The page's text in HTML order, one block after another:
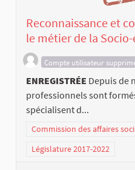
Reconnaissance et
le métier de la
Compte utilisateur
ENREGISTRÉE Depuis de
professionnels sont
spécialisent d...
Commission des affaires
Législature 2017-2022